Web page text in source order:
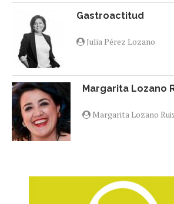
Gastroactitud
Julia Pérez Lozano
Margarita Lozano
Margarita Lozano